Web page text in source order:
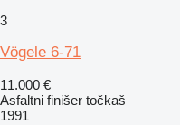
3
Vögele 6-71
11.000 €
Asfaltni finišer točkaš
1991